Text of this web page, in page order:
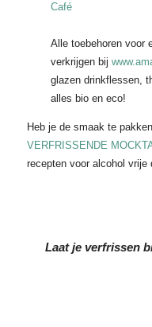
Café
Alle toebehoren voor
verkrijgen bij
glazen drinkflessen,
alles bio en eco!
Heb je de smaak te
VERFRISSENDE
recepten voor alcohol vrije
Laat je verfrissen